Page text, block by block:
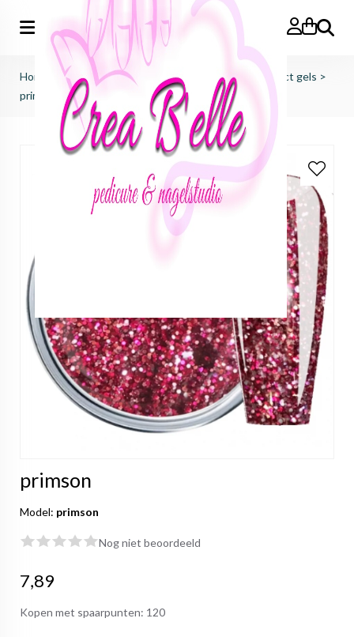
Zoeken
Home just nails (importeur benelux) colorgels effect gels >
primson
primson
Model: primson
Nog niet beoordeeld
7,89
Kopen met spaarpunten: 120